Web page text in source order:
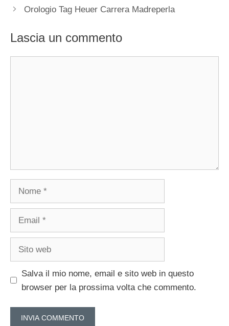
articolo
Orologio Tag Heuer Carrera Madreperla
Lascia un commento
Salva il mio nome, email e sito web in questo
browser per la prossima volta che commento.